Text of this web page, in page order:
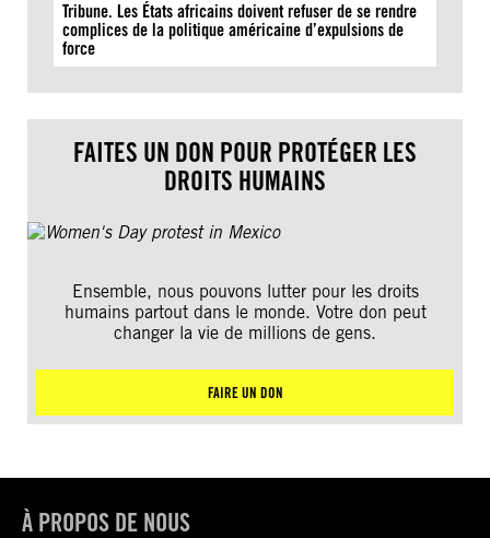
Tribune. Les États africains doivent refuser de se rendre
complices de la politique américaine d’expulsions de
force
FAITES UN DON POUR PROTÉGER LES
DROITS HUMAINS
Ensemble, nous pouvons lutter pour les droits
humains partout dans le monde. Votre don peut
changer la vie de millions de gens.
FAIRE UN DON
À PROPOS DE NOUS